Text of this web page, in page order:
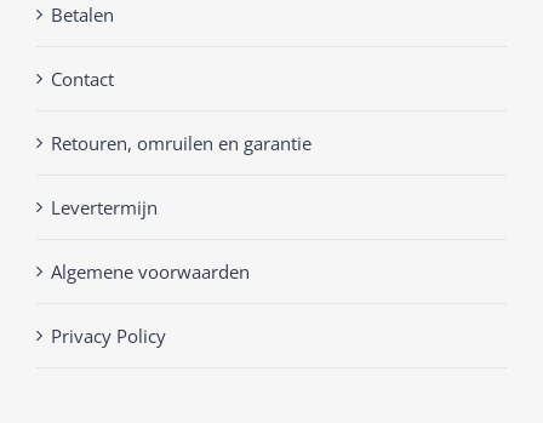
Betalen
Contact
Retouren, omruilen en garantie
Levertermijn
Algemene voorwaarden
Privacy Policy